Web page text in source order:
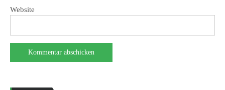
Website